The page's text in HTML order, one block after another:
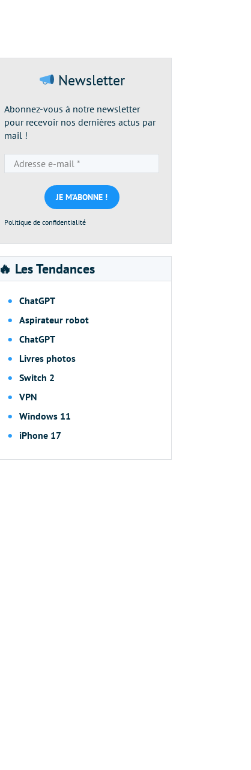
Newsletter
Abonnez-vous à notre newsletter
pour recevoir nos dernières actus par
mail !
e-
mail
*
Politique de confidentialité
🔥 Les Tendances
ChatGPT
Aspirateur robot
ChatGPT
Livres photos
Switch 2
VPN
Windows 11
iPhone 17